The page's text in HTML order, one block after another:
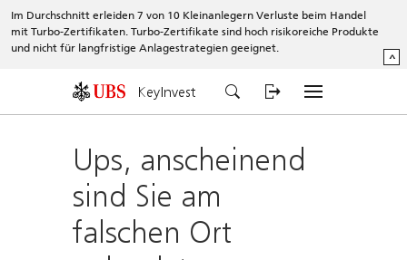
Im Durchschnitt erleiden 7 von 10 Kleinanlegern Verluste beim Handel
mit Turbo-Zertifikaten. Turbo-Zertifikate sind hoch risikoreiche Produkte
und nicht für langfristige Anlagestrategien geeignet.
^
KeyInvest
Ups, anscheinend
sind Sie am
falschen Ort